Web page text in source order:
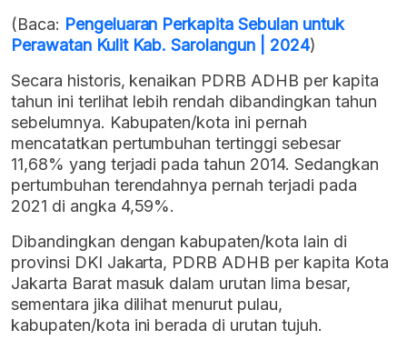
(Baca: Pengeluaran Perkapita Sebulan untuk
Perawatan Kulit Kab. Sarolangun | 2024)
Secara historis, kenaikan PDRB ADHB per kapita
tahun ini terlihat lebih rendah dibandingkan tahun
sebelumnya. Kabupaten/kota ini pernah
mencatatkan pertumbuhan tertinggi sebesar
11,68% yang terjadi pada tahun 2014. Sedangkan
pertumbuhan terendahnya pernah terjadi pada
2021 di angka 4,59%.
Dibandingkan dengan kabupaten/kota lain di
provinsi DKI Jakarta, PDRB ADHB per kapita Kota
Jakarta Barat masuk dalam urutan lima besar,
sementara jika dilihat menurut pulau,
kabupaten/kota ini berada di urutan tujuh.